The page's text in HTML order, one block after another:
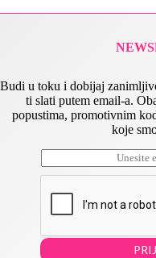
Budi u toku i dobijaj
ti slati putem email-a.
popustima, promotivnim
koje
E
*
m